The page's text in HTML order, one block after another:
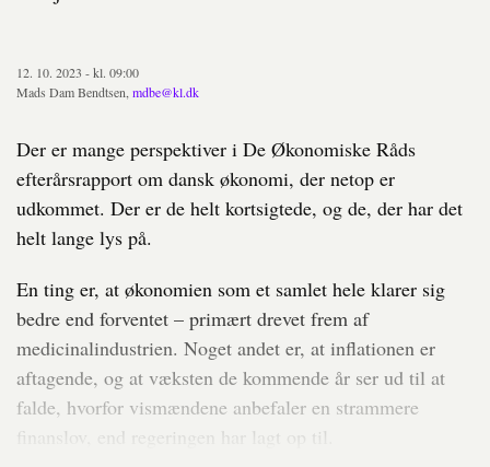
12. 10. 2023 - kl. 09:00
Mads Dam Bendtsen,mdbe@kl.dk
Der er mange perspektiver i De Økonomiske Råds
efterårsrapport om dansk økonomi, der netop er
udkommet. Der er de helt kortsigtede, og de, der har det
helt lange lys på.
En ting er, at økonomien som et samlet hele klarer sig
bedre end forventet – primært drevet frem af
medicinalindustrien. Noget andet er, at inflationen er
aftagende, og at væksten de kommende år ser ud til at
falde, hvorfor vismændene anbefaler en strammere
finanslov, end regeringen har lagt op til.